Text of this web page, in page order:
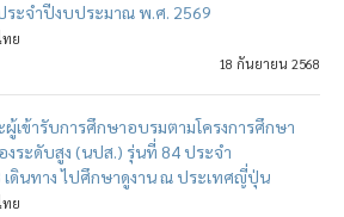
ประจำปีงบประมาณ พ.ศ. 2569
ทย
18 กันยายน 2568
เข้ารับการศึกษาอบรมตามโครงการศึกษา
ระดับสูง (นปส.) รุ่นที่ 84 ประจำ
ดินทาง ไปศึกษาดูงาน ณ ประเทศญี่ปุ่น
ทย